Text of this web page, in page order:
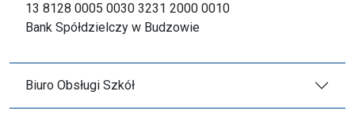
13 8128 0005 0030 3231 2000 0010
Bank Spółdzielczy w Budzowie
Biuro Obsługi Szkół